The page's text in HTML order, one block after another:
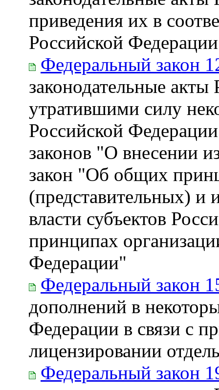
приведения их в
Российской Федерации
Федеральный закон
законодательные
утратившими силу
Российской
законов "О внесении
закон "Об общих
(представительных) и
власти субъектов
принципах
Федерации"
Федеральный закон
дополнений в
Федерации в связи с
лицензировании
Федеральный закон